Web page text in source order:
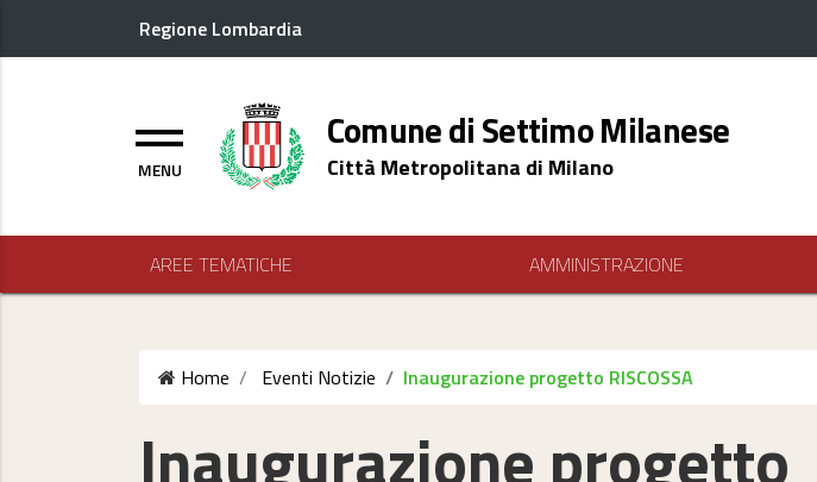
Regione Lombardia
Menu Logo header
Comune di Settimo Milanese
Città Metropolitana di Milano
AREE TEMATICHE AMMINISTRAZIONE
Home Eventi Notizie Inaugurazione progetto RISCOSSA
Inaugurazione progetto